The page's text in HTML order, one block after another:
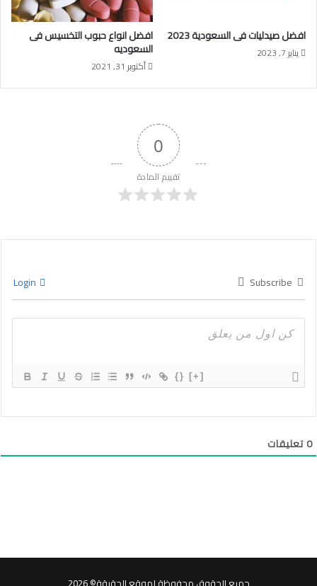
افضل صيدليات فى السعودية 2023
يناير 7, 2023
افضل انواع حبوب التخسيس فى
السعوديه
أكتوبر 31, 2021
0
تقييم المادة
Subscribe
{} [+]
0تعليقات